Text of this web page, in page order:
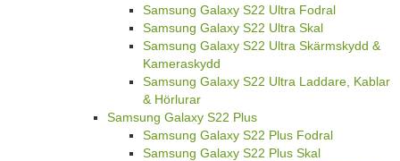
Samsung Galaxy S22 Ultra Fodral
Samsung Galaxy S22 Ultra Skal
Samsung Galaxy S22 Ultra Skärmskydd &
Kameraskydd
Samsung Galaxy S22 Ultra Laddare, Kablar
& Hörlurar
Samsung Galaxy S22 Plus
Samsung Galaxy S22 Plus Fodral
Samsung Galaxy S22 Plus Skal